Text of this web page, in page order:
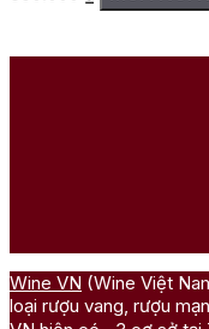
trong thùng gỗ sồi
Rochet không chỉ phù
Wine VN (Wine Việt
loại rượu vang, rượu